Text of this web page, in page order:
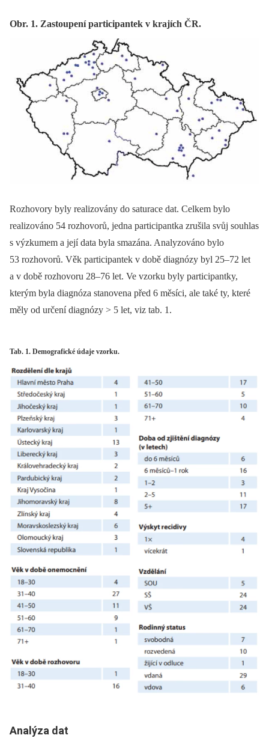
Obr. 1. Zastoupení participantek v krajích ČR.
Rozhovory byly realizovány do saturace dat. Celkem bylo
realizováno 54 rozhovorů, jedna participantka zrušila svůj souhlas
s výzkumem a její data byla smazána. Analyzováno bylo
53 rozhovorů. Věk participantek v době dia­gnózy byl 25–72 let
a v době rozhovoru 28–76 let. Ve vzorku byly participantky,
kterým byla dia­gnóza stanovena před 6 měsíci, ale také ty, které
měly od určení dia­gnózy > 5 let, viz tab. 1.
Tab. 1. Demografické údaje vzorku.
Analýza dat